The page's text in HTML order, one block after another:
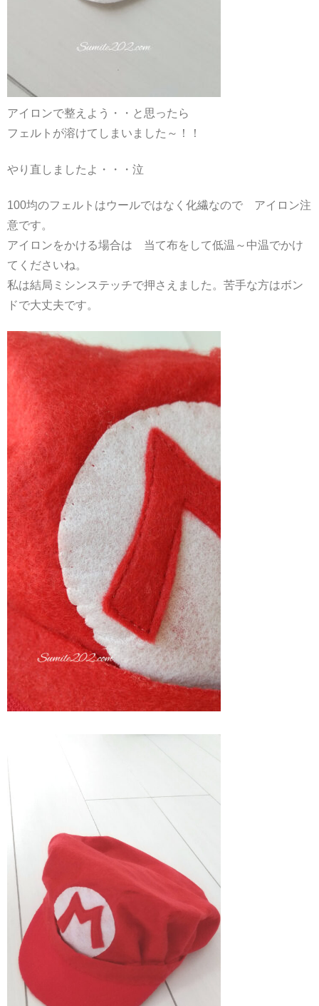
アイロンで整えよう・・と思ったら
フェルトが溶けてしまいました～！！
やり直しましたよ・・・泣
100均のフェルトはウールではなく化繊なので アイロン注
意です。
アイロンをかける場合は 当て布をして低温～中温でかけ
てくださいね。
私は結局ミシンステッチで押さえました。苦手な方はボン
ドで大丈夫です。